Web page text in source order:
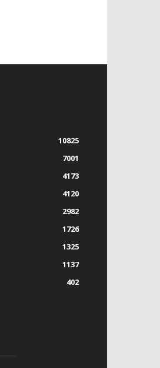
10825
7001
4173
4120
2982
1726
1325
1137
402